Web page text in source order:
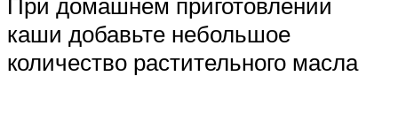
каши добавьте небольшое
количество растительного масла